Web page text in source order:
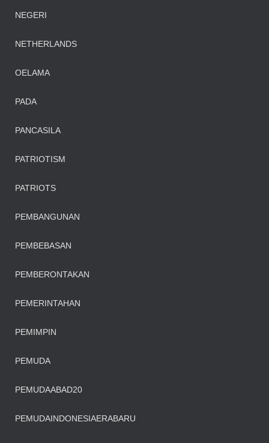
NEGERI
NETHERLANDS
OELAMA
PADA
PANCASILA
PATRIOTISM
PATRIOTS
PEMBANGUNAN
PEMBEBASAN
PEMBERONTAKAN
PEMERINTAHAN
PEMIMPIN
PEMUDA
PEMUDAABAD20
PEMUDAINDONESIAERABARU